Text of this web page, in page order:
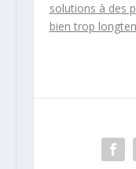
solutions à des
bien trop